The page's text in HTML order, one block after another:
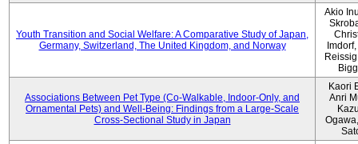
Youth Transition and Social Welfare: A Comparative Study of Japan,
Germany, Switzerland, The United Kingdom, and Norway
Akio
Associations Between Pet Type (Co-Walkable, Indoor-Only, and
Ornamental Pets) and Well-Being: Findings from a Large-Scale
Cross-Sectional Study in Japan
Kaori
Anri